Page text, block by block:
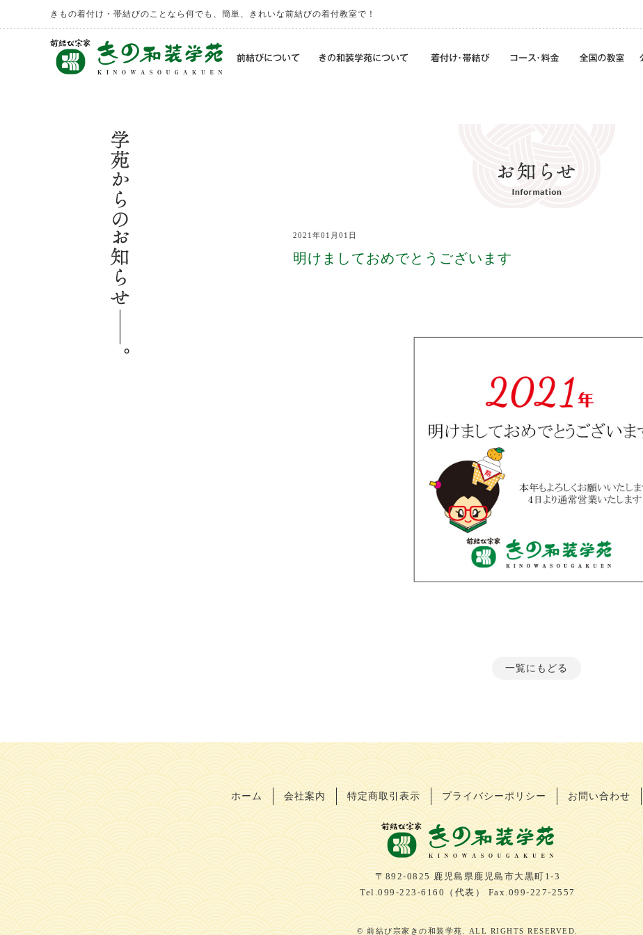
きもの着付け・帯結びのことなら何でも、簡単、きれいな前結びの着付教室で！
2021年01月01日
明けましておめでとうございます
一覧にもどる
ホーム 会社案内 特定商取引表示 プライバシーポリシー お問い合わせ
〒892-0825 鹿児島県鹿児島市大黒町1-3
Tel.099-223-6160（代表） Fax.099-227-2557
© 前結び宗家きの和装学苑. ALL RIGHTS RESERVED.